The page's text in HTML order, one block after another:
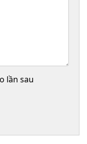
lần sau